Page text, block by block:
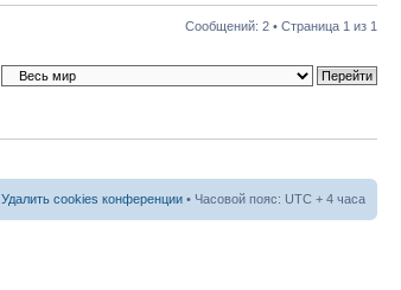
Сообщений: 2 • Страница 1 из 1
Удалить cookies конференции • Часовой пояс: UTC + 4 часа